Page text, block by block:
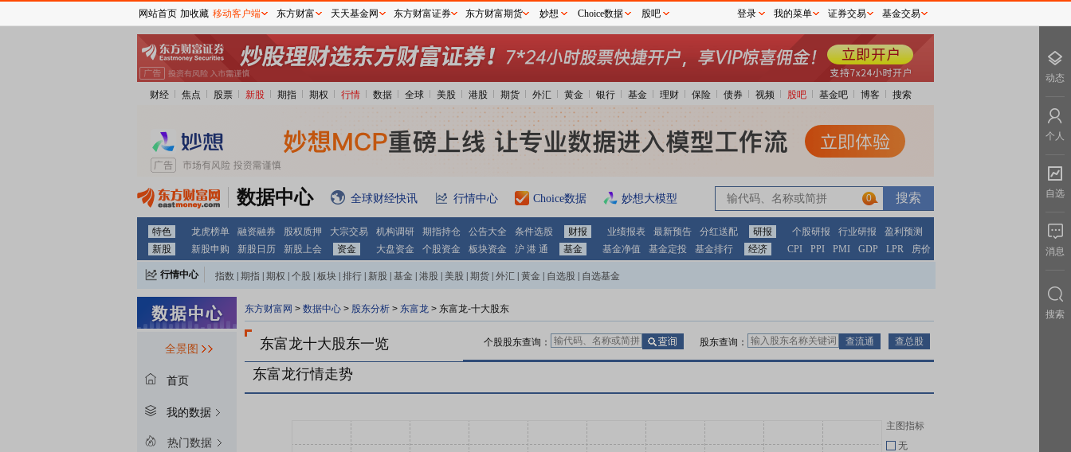
财经 焦点 股票 新股 期指 期权 行情 数据 全球 美股 港股 期货 外汇 黄金 银行 基金 理财 保险 债券 视频 股吧 基金吧 博客 搜索
数据中心 全球财经快讯 行情中心 Choice数据 妙想大模型 0
特色 龙虎榜单 融资融券 股权质押 大宗交易 机构调研 期指持仓 公告大全 条件选股 财报 业绩报表 最新预告 分红送配 研报 个股研报 行业研报
盈利预测
新股
新股申购 新股日历 新股上会 资金 大盘资金 个股资金 板块资金 沪 港 通 基金 基金净值 基金定投 基金排行 经济 CPI PPI PMI GDP LPR 房价
行情中心 指数 期指 期权 个股 板块 排行 新股 基金 港股 美股 期货 外汇 黄金 自选股 自选基金
全景图
首页
我的数据
热门数据
东方财富网 > 数据中心 > 股东分析 > 东富龙 > 东富龙-十大股东
东富龙十大股东一览 股东查询：
个股股东查询：
东富龙行情走势
主图指标
无
网站首页 加收藏 移动客户端 东方财富 天天基金网 东方财富证券 东方财富期货 妙想 Choice数据 股吧 登录 我的菜单 证券交易 基金交易
动态
个人
自选
消息
搜索